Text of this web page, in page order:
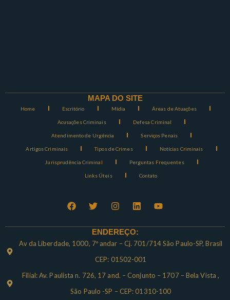
MAPA DO SITE
Home Escritório Mídia Áreas de Atuações
Acusações Criminais Defesa Criminal
Atendimento de Urgência Serviços Penais
Artigos Criminais Tipos de Crimes Notícias Criminais
Jurisprudência Criminal Perguntas Frequentes
Links Úteis Contato
ENDEREÇO:
Av da Liberdade, 1000, 7º andar – Cj. 701/714 São Paulo-SP, Brasil
CEP: 01502-001
Filial: Av. Paulista n. 726, 17 and. – Conjunto – 1707 – Bela Vista ,
São Paulo -SP – CEP: 01310-100